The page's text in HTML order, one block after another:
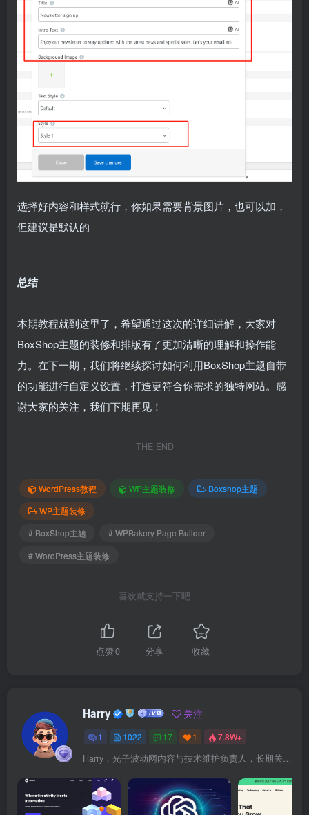
选择好内容和样式就行，你如果需要背景图片，也可以加，
但建议是默认的
总结
本期教程就到这里了，希望通过这次的详细讲解，大家对
BoxShop主题的装修和排版有了更加清晰的理解和操作能
力。在下一期，我们将继续探讨如何利用BoxShop主题自带
的功能进行自定义设置，打造更符合你需求的独特网站。感
谢大家的关注，我们下期再见！
THE END
WordPress教程 WP主题装修
Boxshop主题
WP主题装修
# BoxShop主题
# WPBakery Page Builder
# WordPress主题装修
喜欢就支持一下吧
点赞0 分享 收藏
Harry 关注
1 1022 17 1 7.8W+
Harry，光子波动网内容与技术维护负责人，长期关注 WordPress、Elementor、WooCommerce、网站报错修复、性能优化、SEO 内容排期与结构化数据优化。擅长把复杂的网站故障拆成可执行的排查步骤，并持续维护 361sale.com 的 WordPress 实战教程知识库。